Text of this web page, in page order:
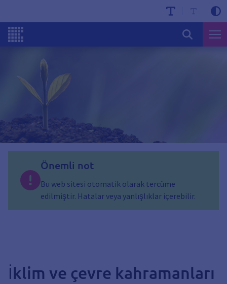
Önemli not
Bu web sitesi otomatik olarak tercüme
edilmiştir. Hatalar veya yanlışlıklar içerebilir.
İklim ve çevre kahramanları